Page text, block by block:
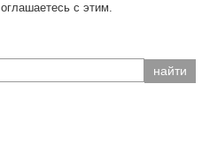
с этим.